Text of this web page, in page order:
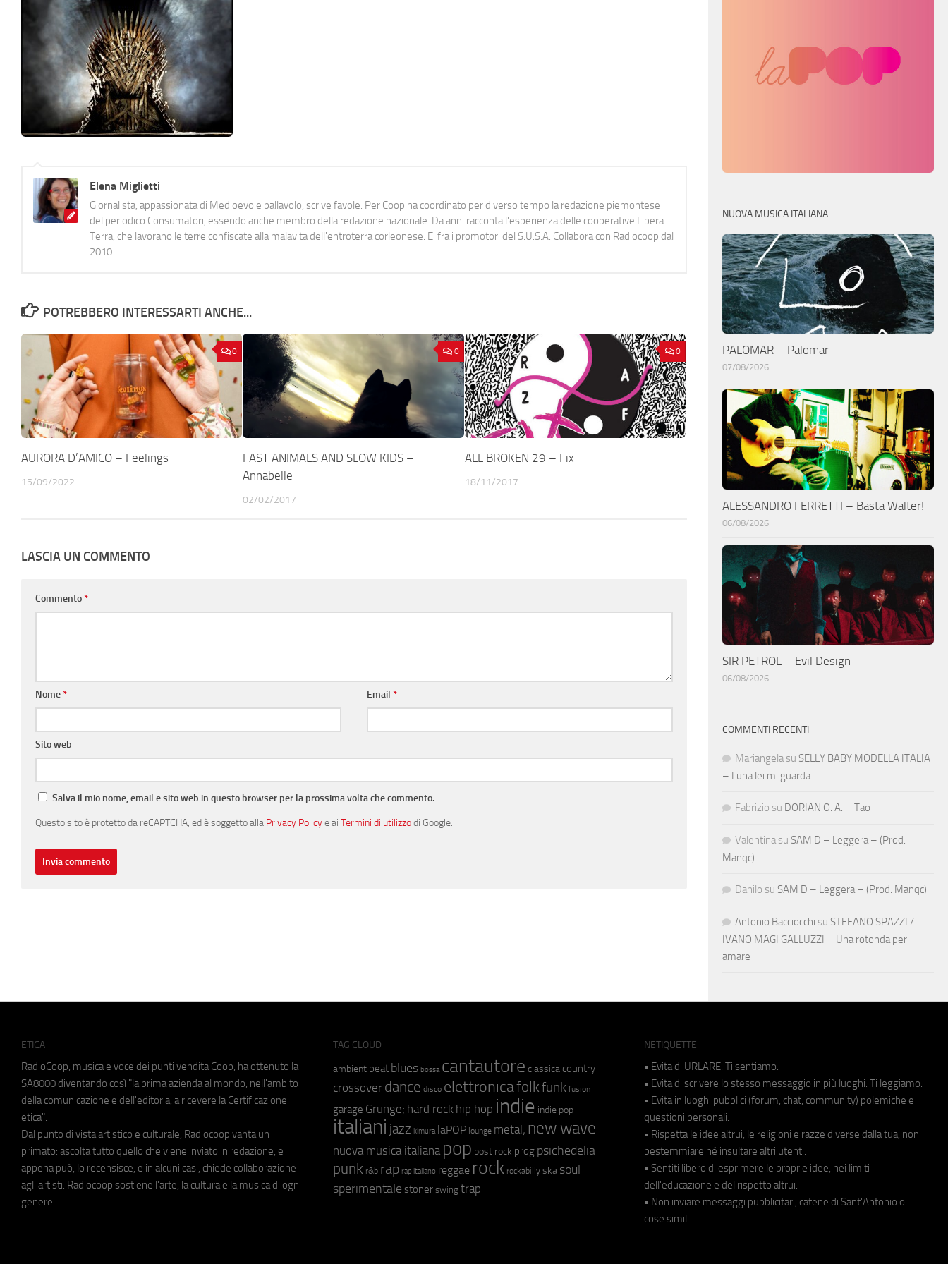
Elena Miglietti
Giornalista, appassionata di Medioevo e pallavolo, scrive favole. Per Coop ha coordinato per diverso tempo la redazione piemontese
del periodico Consumatori, essendo anche membro della redazione nazionale. Da anni racconta l'esperienza delle cooperative Libera
Terra, che lavorano le terre confiscate alla malavita dell'entroterra corleonese. E' fra i promotori del S.U.S.A. Collabora con Radiocoop dal
2010.
POTREBBERO INTERESSARTI ANCHE...
0
AURORA D’AMICO – Feelings
15/09/2022
0
FAST ANIMALS AND SLOW KIDS –
Annabelle
02/02/2017
0
ALL BROKEN 29 – Fix
18/11/2017
LASCIA UN COMMENTO
Commento*
Nome* Email*
Sito web
Salva il mio nome, email e sito web in questo browser per la prossima volta che commento.
Questo sito è protetto da reCAPTCHA, ed è soggetto alla Privacy Policye ai Termini di utilizzodi Google.
NUOVA MUSICA ITALIANA
PALOMAR – Palomar
07/08/2026
ALESSANDRO FERRETTI – Basta Walter!
06/08/2026
SIR PETROL – Evil Design
06/08/2026
COMMENTI RECENTI
Mariangela su SELLY BABY MODELLA ITALIA
– Luna lei mi guarda
Fabrizio su DORIAN O. A. – Tao
Valentina su SAM D – Leggera – (Prod.
Manqc)
Danilo su SAM D – Leggera – (Prod. Manqc)
Antonio Bacciocchi su STEFANO SPAZZI /
IVANO MAGI GALLUZZI – Una rotonda per
amare
ETICA
RadioCoop, musica e voce dei punti vendita Coop, ha ottenuto la
SA8000 diventando così "la prima azienda al mondo, nell'ambito
della comunicazione e dell'editoria, a ricevere la Certificazione
etica".
Dal punto di vista artistico e culturale, Radiocoop vanta un
primato: ascolta tutto quello che viene inviato in redazione, e
appena può, lo recensisce, e in alcuni casi, chiede collaborazione
agli artisti. Radiocoop sostiene l'arte, la cultura e la musica di ogni
genere.
TAG CLOUD
ambient beat blues bossa cantautore classica country
crossover dance disco elettronicafolkfunk fusion
garage Grunge; hard rock hip hop indie indie pop
italiani jazz kimura laPOP lounge metal; new wave
nuova musica italiana pop post rock prog psichedelia
punk r&b rap rap italiano reggae rock rockabilly ska soul
sperimentale stoner swing trap
NETIQUETTE
• Evita di URLARE. Ti sentiamo.
• Evita di scrivere lo stesso messaggio in più luoghi. Ti leggiamo.
• Evita in luoghi pubblici (forum, chat, community) polemiche e
questioni personali.
• Rispetta le idee altrui, le religioni e razze diverse dalla tua, non
bestemmiare né insultare altri utenti.
• Sentiti libero di esprimere le proprie idee, nei limiti
dell'educazione e del rispetto altrui.
• Non inviare messaggi pubblicitari, catene di Sant'Antonio o
cose simili.